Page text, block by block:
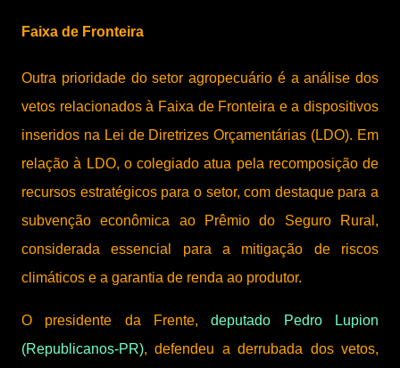
Faixa de Fronteira
Outra prioridade do setor agropecuário é a análise dos
vetos relacionados à Faixa de Fronteira e a dispositivos
inseridos na Lei de Diretrizes Orçamentárias (LDO). Em
relação à LDO, o colegiado atua pela recomposição de
recursos estratégicos para o setor, com destaque para a
subvenção econômica ao Prêmio do Seguro Rural,
considerada essencial para a mitigação de riscos
climáticos e a garantia de renda ao produtor.
O presidente da Frente,deputado Pedro Lupion
(Republicanos-PR), defendeu a derrubada dos vetos,